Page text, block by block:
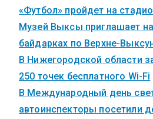
«Футбол» пройдет на
Музей Выксы приглашает
байдарках по Верхне-
В Нижегородской области
250 точек бесплатного Wi-Fi
В Международный день
автоинспекторы посетили